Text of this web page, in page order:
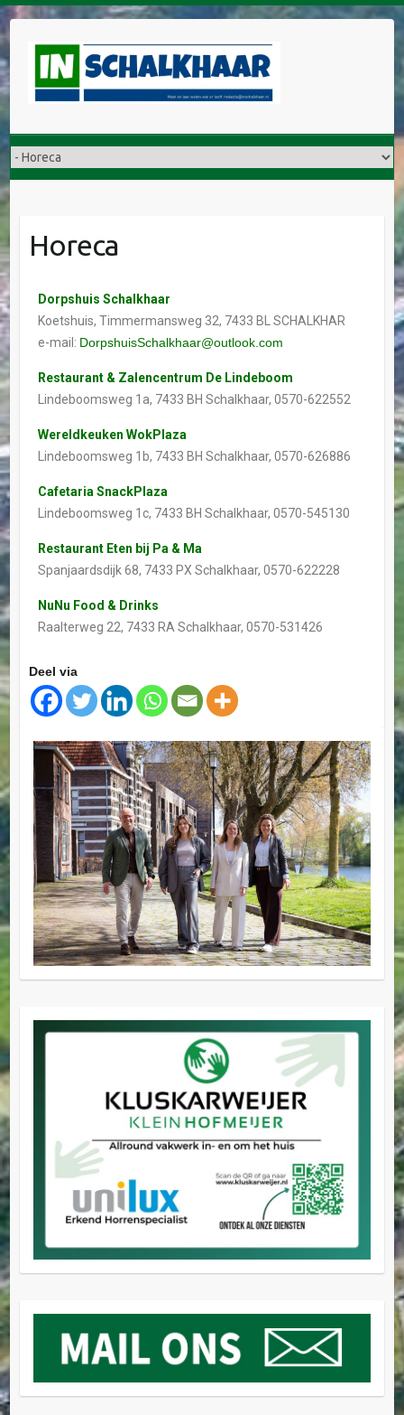
Horeca
Dorpshuis Schalkhaar
Koetshuis, Timmermansweg 32, 7433 BL SCHALKHAR
e-mail: DorpshuisSchalkhaar@outlook.com
Restaurant & Zalencentrum De Lindeboom
Lindeboomsweg 1a, 7433 BH Schalkhaar, 0570-622552
Wereldkeuken WokPlaza
Lindeboomsweg 1b, 7433 BH Schalkhaar, 0570-626886
Cafetaria SnackPlaza
Lindeboomsweg 1c, 7433 BH Schalkhaar, 0570-545130
Restaurant Eten bij Pa & Ma
Spanjaardsdijk 68, 7433 PX Schalkhaar, 0570-622228
NuNu Food & Drinks
Raalterweg 22, 7433 RA Schalkhaar, 0570-531426
Deel via